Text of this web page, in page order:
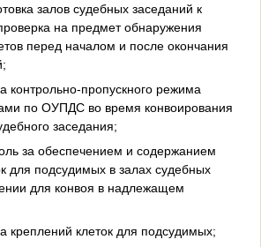
залов судебных заседаний к
на предмет обнаружения
перед началом и после окончания
контрольно-пропускного режима
по ОУПДС во время конвоирования
заседания;
за обеспечением и содержанием
для подсудимых в залах судебных
для конвоя в надлежащем
креплений клеток для подсудимых;